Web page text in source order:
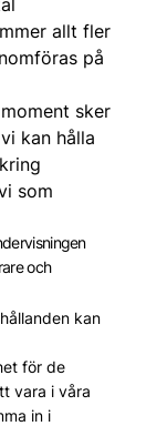
allt fler
på
sker
kan hålla
som
och
kan
för de
vara i våra
in i